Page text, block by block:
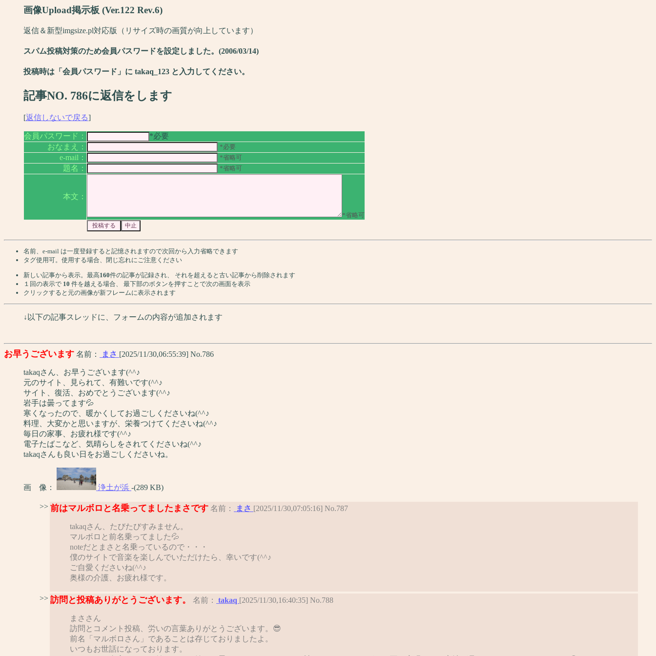
画像Upload掲示板 (Ver.122 Rev.6)
返信＆新型imgsize.pl対応版（リサイズ時の画質が向上しています）
スパム投稿対策のため会員パスワードを設定しました。(2006/03/14)
投稿時は「会員パスワード」に takaq_123 と入力してください。
記事NO. 786に返信をします
[返信しないで戻る]
会員パスワード：
*必要
おなまえ：
*必要
e-mail： *省略可
題名： *省略可
本文：
*省略可
名前、e-mail は一度登録すると記憶されますので次回から入力省略できます
タグ使用可。使用する場合、閉じ忘れにご注意ください
新しい記事から表示。最高160件の記事が記録され、 それを超えると古い記事から削除されます
１回の表示で 10 件を越える場合、 最下部のボタンを押すことで次の画面を表示
クリックすると元の画像が新フレームに表示されます
↓以下の記事スレッドに、フォームの内容が追加されます
お早うございます 名前： まさ [2025/11/30,06:55:39] No.786
takaqさん、お早うございます(^^♪
元のサイト、見られて、有難いです(^^♪
サイト、復活、おめでとうございます(^^♪
岩手は曇ってます💦
寒くなったので、暖かくしてお過ごしくださいね(^^♪
料理、大変かと思いますが、栄養つけてくださいね(^^♪
毎日の家事、お疲れ様です(^^♪
電子たばこなど、気晴らしをされてくださいね(^^♪
takaqさんも良い日をお過ごしくださいね。
画 像： 浄土が浜 -(289 KB)
>> 前はマルボロと名乗ってましたまさです 名前： まさ [2025/11/30,07:05:16] No.787
takaqさん、たびたびすみません。
マルボロと前名乗ってました💦
noteだとまさと名乗っているので・・・
僕のサイトで音楽を楽しんでいただけたら、幸いです(^^♪
ご自愛くださいね(^^♪
奥様の介護、お疲れ様です。
>> 訪問と投稿ありがとうございます。 名前： takaq [2025/11/30,16:40:35] No.788
まささん
訪問とコメント投稿、労いの言葉ありがとうございます。😎
前名「マルボロさん」であることは存じておりましたよ。
いつもお世話になっております。